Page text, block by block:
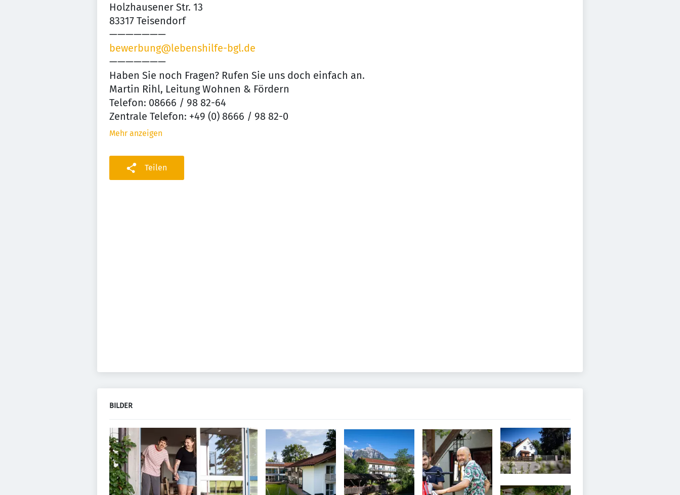
Holzhausener Str. 13
83317 Teisendorf
———————
bewerbung@lebenshilfe-bgl.de
———————
Haben Sie noch Fragen? Rufen Sie uns doch einfach an.
Martin Rihl, Leitung Wohnen & Fördern
Telefon: 08666 / 98 82-64
Zentrale Telefon: +49 (0) 8666 / 98 82-0
Mehr anzeigen
Teilen
BILDER